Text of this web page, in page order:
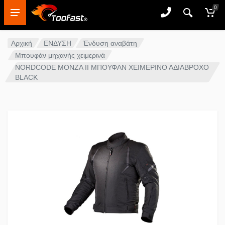
0
Αρχική ΕΝΔΥΣΗ
Ένδυση αναβάτη
Μπουφάν μηχανής χειμερινά
NORDCODE MONZA II ΜΠΟΥΦΑΝ ΧΕΙΜΕΡΙΝΟ ΑΔΙΑΒΡΟΧΟ
BLACK